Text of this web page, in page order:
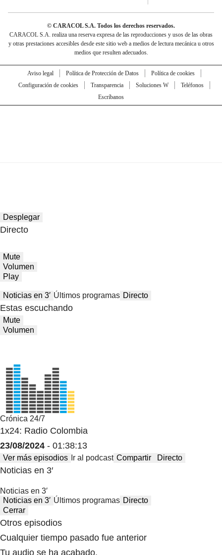
© CARACOL S.A. Todos los derechos reservados.
CARACOL S.A. realiza una reserva expresa de las reproducciones y usos de las obras
y otras prestaciones accesibles desde este sitio web a medios de lectura mecánica u otros
medios que resulten adecuados.
Aviso legal Política de Protección de Datos
Política de cookies
Configuración de cookies
Transparencia Soluciones W
Teléfonos
Escríbanos
Desplegar
Directo
Mute
Volumen
Play
Noticias en 3′ Últimos programas Directo
Estas escuchando
Mute
Volumen
Crónica 24/7
1x24: Radio Colombia
23/08/2024 - 01:38:13
Ver más episodios Ir al podcast Compartir Directo
Noticias en 3′
Noticias en 3′
Noticias en 3′ Últimos programas Directo
Cerrar
Otros episodios
Cualquier tiempo pasado fue anterior
Tu audio se ha acabado.